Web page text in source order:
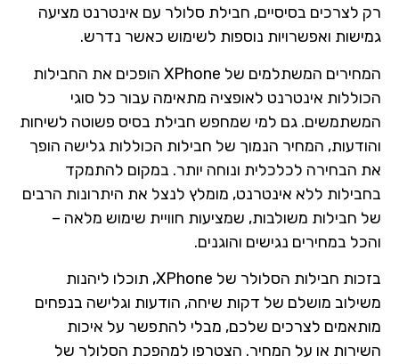
רק לצרכים בסיסיים, חבילת סלולר עם אינטרנט מציעה
גמישות ואפשרויות נוספות לשימוש כאשר נדרש.
המחירים המשתלמים של XPhone הופכים את החבילות
הכוללות אינטרנט לאופציה מתאימה עבור כל סוגי
המשתמשים. גם למי שמחפש חבילת בסיס פשוטה לשיחות
והודעות, המחיר הנמוך של חבילות הכוללות גלישה הופך
את הבחירה לכלכלית ונוחה יותר. במקום להתמקד
בחבילות ללא אינטרנט, מומלץ לנצל את היתרונות הרבים
של חבילות משולבות, שמציעות חוויית שימוש מלאה –
והכל במחירים נגישים והוגנים.
בזכות חבילות הסלולר של XPhone, תוכלו ליהנות
משילוב מושלם של דקות שיחה, הודעות וגלישה בנפחים
מותאמים לצרכים שלכם, מבלי להתפשר על איכות
השירות או על המחיר. הצטרפו למהפכת הסלולר של